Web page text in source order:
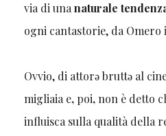
via di unanaturale
ogni cantastorie, da Omero
Ovvio, di attorǝ bruttǝ al
migliaia e,poi,non è detto
influisca sulla qualità della